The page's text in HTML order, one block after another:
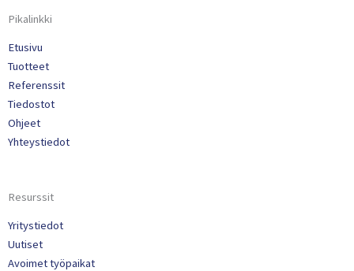
Pikalinkki
Etusivu
Tuotteet
Referenssit
Tiedostot
Ohjeet
Yhteystiedot
Resurssit
Yritystiedot
Uutiset
Avoimet työpaikat